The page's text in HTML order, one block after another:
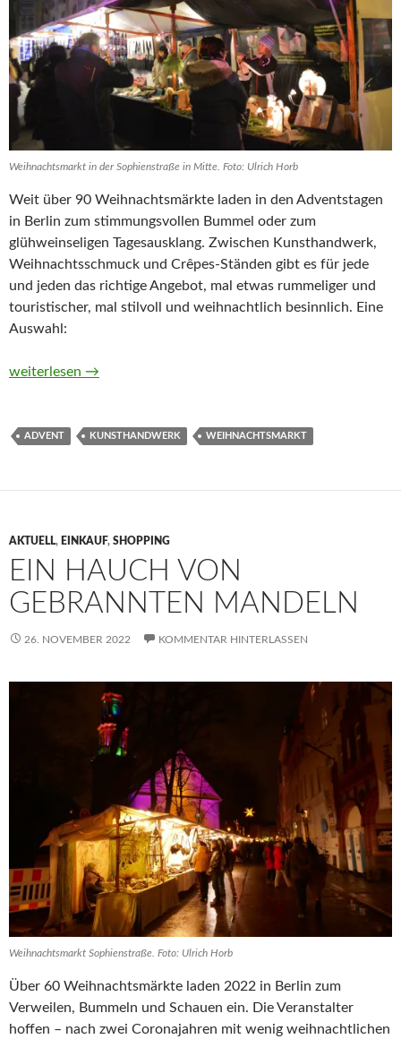
Weihnachtsmarkt in der Sophienstraße in Mitte. Foto: Ulrich Horb
Weit über 90 Weihnachtsmärkte laden in den Adventstagen
in Berlin zum stimmungsvollen Bummel oder zum
glühweinseligen Tagesausklang. Zwischen Kunsthandwerk,
Weihnachtsschmuck und Crêpes-Ständen gibt es für jede
und jeden das richtige Angebot, mal etwas rummeliger und
touristischer, mal stilvoll und weihnachtlich besinnlich. Eine
Auswahl:
Stimmungsvolle Weihnachtsmärkte 2023
weiterlesen →
ADVENT KUNSTHANDWERK WEIHNACHTSMARKT
AKTUELL, EINKAUF, SHOPPING
EIN HAUCH VON
GEBRANNTEN MANDELN
26. NOVEMBER 2022 KOMMENTAR HINTERLASSEN
Weihnachtsmarkt Sophienstraße. Foto: Ulrich Horb
Über 60 Weihnachtsmärkte laden 2022 in Berlin zum
Verweilen, Bummeln und Schauen ein. Die Veranstalter
hoffen – nach zwei Coronajahren mit wenig weihnachtlichen